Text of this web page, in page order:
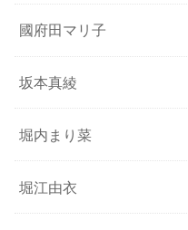
國府田マリ子
坂本真綾
堀内まり菜
堀江由衣